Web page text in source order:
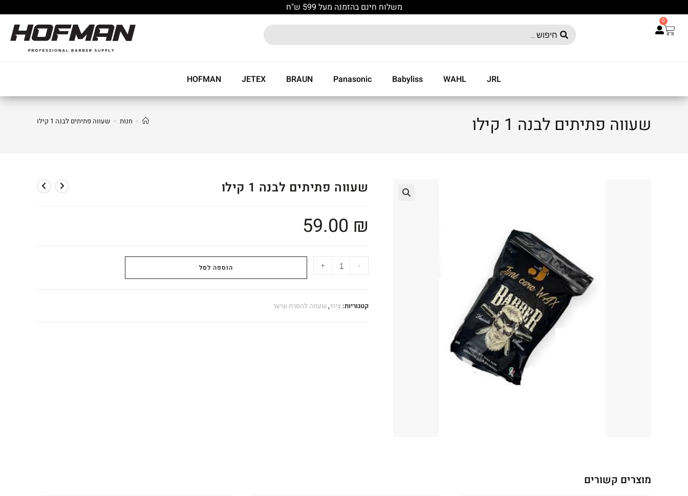
משלוח חינם בהזמנה מעל 599 ש"ח
0
JRL
WAHL
Babyliss
Panasonic
BRAUN
JETEX
HOFMAN
שעווה פתיתים לבנה 1 קילו > חנות > שעווה פתיתים לבנה 1 קילו
שעווה פתיתים לבנה 1 קילו
59.00 ₪
-
+ הוספה לסל
קטגוריות: ציוד, שעווה להסרת שיער
מוצרים קשורים